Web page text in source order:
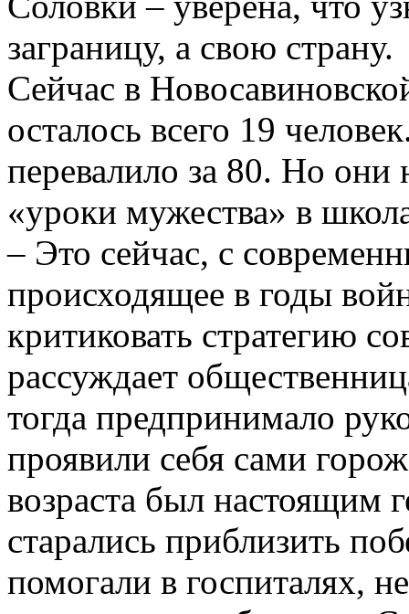
заграницу, а свою страну.
Сейчас в
осталось всего 19
перевалило за 80. Но они
«уроки мужества» в
– Это сейчас, с
происходящее в годы
критиковать стратегию
рассуждает
тогда предпринимало
проявили себя сами
возраста был настоящим
старались приблизить
помогали в госпиталях,